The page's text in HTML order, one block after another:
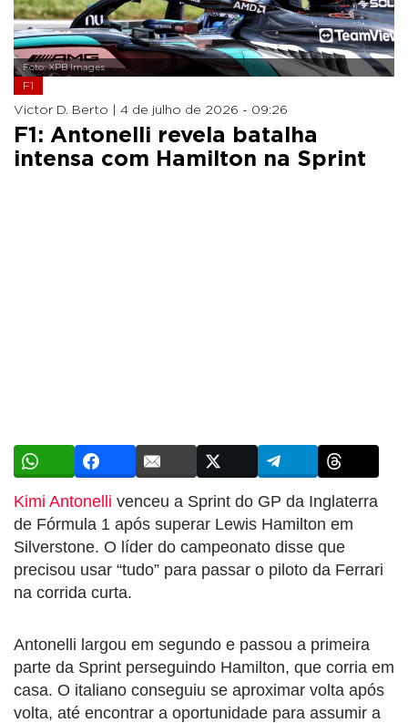
Foto: XPB Images
F1
Victor D. Berto | 4 de julho de 2026 - 09:26
F1: Antonelli revela batalha
intensa com Hamilton na Sprint
Kimi Antonelli venceu a Sprint do GP da Inglaterra
de Fórmula 1 após superar Lewis Hamilton em
Silverstone. O líder do campeonato disse que
precisou usar “tudo” para passar o piloto da Ferrari
na corrida curta.
Antonelli largou em segundo e passou a primeira
parte da Sprint perseguindo Hamilton, que corria em
casa. O italiano conseguiu se aproximar volta após
volta, até encontrar a oportunidade para assumir a